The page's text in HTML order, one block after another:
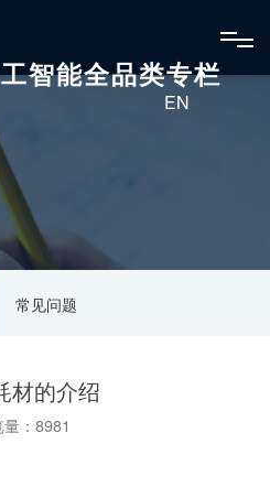
智能全品类专栏
EN
常见问题
材的介绍
：8981